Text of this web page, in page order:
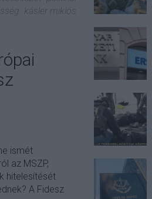
kásler miklós
ismét
az MSZP,
hitelesítését
A Fidesz